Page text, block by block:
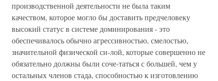
производственной деятельности не была таким
качеством, которое могло бы доставить предчеловеку
высокий статус в системе доминирования - это
обеспечивалось обычно агрессивностью, смелостью,
значительной физической си-лой, которые совершенно не
обязательно должны были соче-таться с большей, чем у
остальных членов стада, способностью к изготовлению